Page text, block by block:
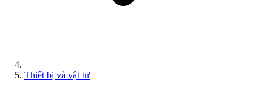
Thiết bị và vật tư